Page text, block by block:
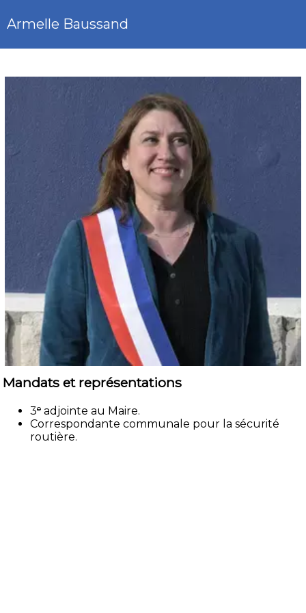
Armelle Baussand
Mandats et représentations
3ᵉ adjointe au Maire.
Correspondante communale pour la sécurité
routière.